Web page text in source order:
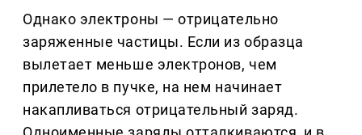
Однако электроны — отрицательно
заряженные частицы. Если из образца
вылетает меньше электронов, чем
прилетело в пучке, на нем начинает
накапливаться отрицательный заряд.